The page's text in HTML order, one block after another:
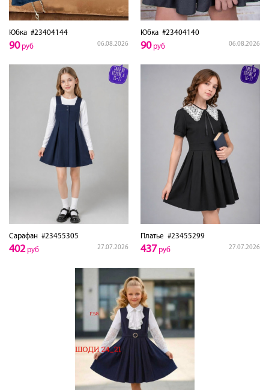
Юбка #23404144
06.08.2026
90руб
Юбка #23404140
06.08.2026
90руб
Сарафан #23455305
27.07.2026
402руб
Платье #23455299
27.07.2026
437 руб